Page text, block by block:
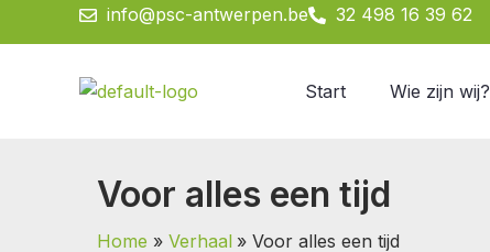
naar
info@psc-antwerpen.be 32 498 16 39 62
Start Wie zijn wij?
Voor alles een tijd
Home Verhaal Voor alles een tijd